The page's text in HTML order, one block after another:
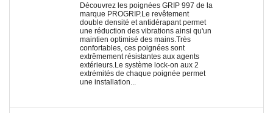
Découvrez les poignées GRIP 997 de la
marque PROGRIP.Le revêtement
double densité et antidérapant permet
une réduction des vibrations ainsi qu'un
maintien optimisé des mains.Très
confortables, ces poignées sont
extrêmement résistantes aux agents
extérieurs.Le système lock-on aux 2
extrémités de chaque poignée permet
une installation...